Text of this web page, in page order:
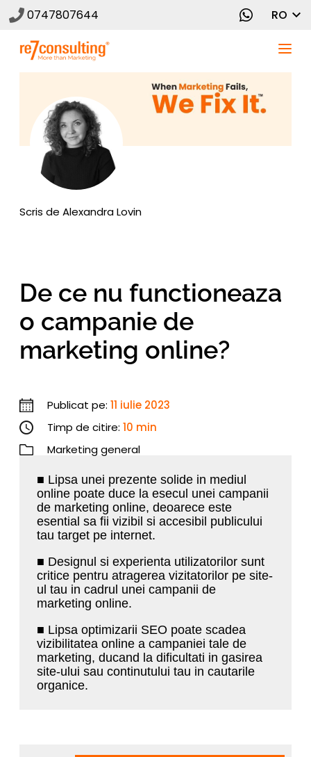
0747807644 RO
Scris deAlexandra Lovin
De ce nu functioneaza
o campanie de
marketing online?
Publicat pe:11 iulie 2023
Timp de citire:10 min
Marketing general
■ Lipsa unei prezente solide in mediul
online poate duce la esecul unei campanii
de marketing online, deoarece este
esential sa fii vizibil si accesibil publicului
tau target pe internet.
■ Designul si experienta utilizatorilor sunt
critice pentru atragerea vizitatorilor pe site-
ul tau in cadrul unei campanii de
marketing online.
■ Lipsa optimizarii SEO poate scadea
vizibilitatea online a campaniei tale de
marketing, ducand la dificultati in gasirea
site-ului sau continutului tau in cautarile
organice.